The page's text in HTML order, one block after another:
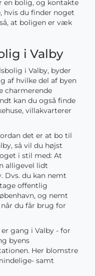
en bolig, og kontakte
hvis du finder noget
at boligen er væk
i Valby
i Valby, byder
af hvilke del af byen
charmerende
kan du også finde
villakvarterer
det er at bo til
så vil du højst
i stil med: At
alligevel lidt
Dvs. du kan nemt
offentlig
og nemt
du får brug for
gang i Valby - for
byens
Her blomstre
samt